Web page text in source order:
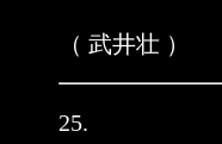
（ 武井壮 ）
25.